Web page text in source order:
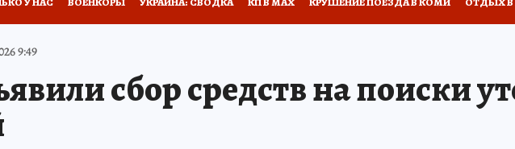
АФИША
9:49
сбор средств на поиски